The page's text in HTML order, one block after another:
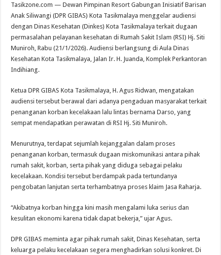
Biaya
dan
Layanan,
GIBAS
Kota
Tasikmalaya
Turun
Tangan
Tasikzone.com — Dewan Pimpinan Resort Gabungan Inisiatif Barisan
Anak Siliwangi (DPR GIBAS) Kota Tasikmalaya menggelar audiensi
dengan Dinas Kesehatan (Dinkes) Kota Tasikmalaya terkait dugaan
permasalahan pelayanan kesehatan di Rumah Sakit Islam (RSI) Hj. Siti
Muniroh, Rabu (21/1/2026). Audiensi berlangsung di Aula Dinas
Kesehatan Kota Tasikmalaya, Jalan Ir. H. Juanda, Komplek Perkantoran
Indihiang.
Ketua DPR GIBAS Kota Tasikmalaya, H. Agus Ridwan, mengatakan
audiensi tersebut berawal dari adanya pengaduan masyarakat terkait
penanganan korban kecelakaan lalu lintas bernama Darso, yang
sempat mendapatkan perawatan di RSI Hj. Siti Muniroh.
Menurutnya, terdapat sejumlah kejanggalan dalam proses
penanganan korban, termasuk dugaan miskomunikasi antara pihak
rumah sakit, korban, serta pihak yang diduga sebagai pelaku
kecelakaan. Kondisi tersebut berdampak pada tertundanya
pengobatan lanjutan serta terhambatnya proses klaim Jasa Raharja.
“Akibatnya korban hingga kini masih mengalami luka serius dan
kesulitan ekonomi karena tidak dapat bekerja,” ujar Agus.
DPR GIBAS meminta agar pihak rumah sakit, Dinas Kesehatan, serta
keluarga pelaku kecelakaan segera menghadirkan solusi konkret. Di